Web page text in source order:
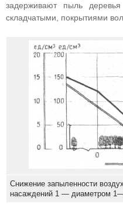
задерживают пыль
складчатыми, покрытиями
Снижение запыленности
насаждений 1 — диаметром